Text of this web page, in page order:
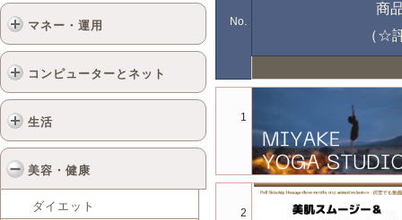
マネー・運用
コンピューターとネット
生活
美容・健康
ダイエット
No.
商
（☆
1
2